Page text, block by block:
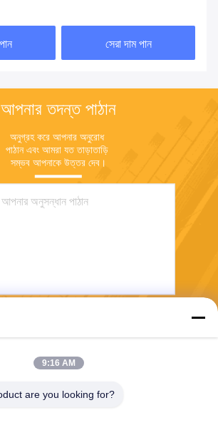
সেরা দাম পান
আপনার তদন্ত পাঠান
অনুগ্রহ করে আপনার অনুরোধ
পাঠান এবং আমরা যত তাড়াতাড়ি
সম্ভব আপনাকে উত্তর দেব।
9:16 AM
are you looking for?